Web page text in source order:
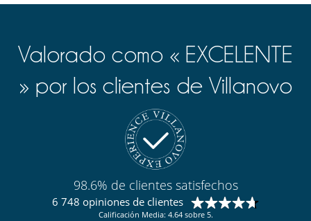
Salón TV
Terraza
Para sus comidas
Cocine usted mismo
Valorado como « EXCELENTE
» por los clientes de Villanovo
98.6% de clientes satisfechos
6 748 opiniones de clientes
Calificación Media: 4.64 sobre 5.